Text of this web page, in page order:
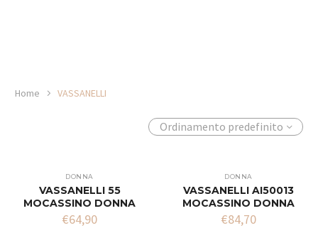
Home VASSANELLI
Ordinamento predefinito
DONNA
VASSANELLI 55
MOCASSINO DONNA
€64,90
DONNA
VASSANELLI AI50013
MOCASSINO DONNA
€84,70